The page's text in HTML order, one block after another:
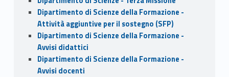
Dipartimento di Scienze della Formazione -
Attività aggiuntive per il sostegno (SFP)
Dipartimento di Scienze della Formazione -
Avvisi didattici
Dipartimento di Scienze della Formazione -
Avvisi docenti